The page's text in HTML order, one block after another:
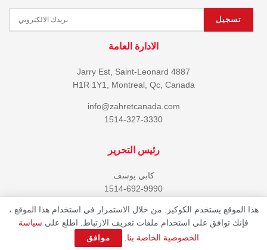
الادارة العامة
4887 Jarry Est, Saint-Leonard
H1R 1Y1, Montreal, Qc, Canada
info@zahretcanada.com
1514-327-3330
رئيس التحرير
كابي يوسف
1514-692-9990
360CDM
هذا الموقع يستخدم الكوكيز. من خلال الاستمرار في استخدام هذا الموقع ،
فإنك توافق على استخدام ملفات تعريف الارتباط. اطلع على سياسة
الخصوصية الخاصة بنا
موافق